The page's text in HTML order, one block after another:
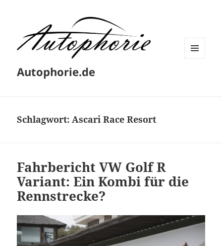
Autophorie.de
Schlagwort:Ascari Race Resort
Fahrbericht VW Golf R
Variant: Ein Kombi für die
Rennstrecke?